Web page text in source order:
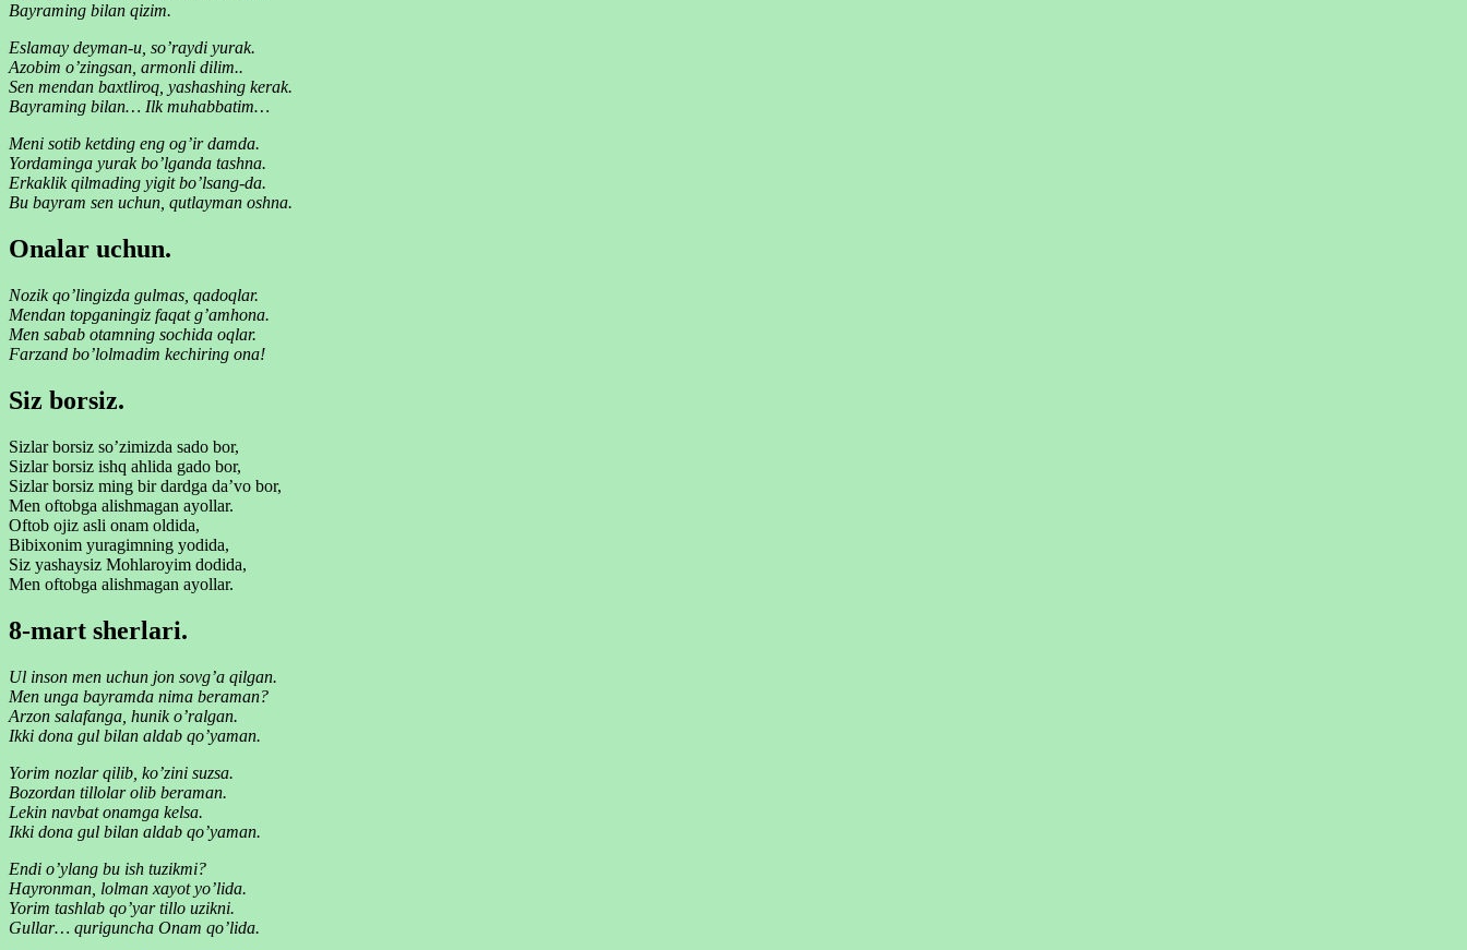
Bayraming bilan qizim.
Eslamay deyman-u, so’raydi yurak.
Azobim o’zingsan, armonli dilim..
Sen mendan baxtliroq, yashashing kerak.
Bayraming bilan… Ilk muhabbatim…
Meni sotib ketding eng og’ir damda.
Yordaminga yurak bo’lganda tashna.
Erkaklik qilmading yigit bo’lsang-da.
Bu bayram sen uchun, qutlayman oshna.
Onalar uchun.
Nozik qo’lingizda gulmas, qadoqlar.
Mendan topganingiz faqat g’amhona.
Men sabab otamning sochida oqlar.
Farzand bo’lolmadim kechiring ona!
Siz borsiz.
Sizlar borsiz so’zimizda sado bor,
Sizlar borsiz ishq ahlida gado bor,
Sizlar borsiz ming bir dardga da’vo bor,
Men oftobga alishmagan ayollar.
Oftob ojiz asli onam oldida,
Bibixonim yuragimning yodida,
Siz yashaysiz Mohlaroyim dodida,
Men oftobga alishmagan ayollar.
8-mart sherlari.
Ul inson men uchun jon sovg’a qilgan.
Men unga bayramda nima beraman?
Arzon salafanga, hunik o’ralgan.
Ikki dona gul bilan aldab qo’yaman.
Yorim nozlar qilib, ko’zini suzsa.
Bozordan tillolar olib beraman.
Lekin navbat onamga kelsa.
Ikki dona gul bilan aldab qo’yaman.
Endi o’ylang bu ish tuzikmi?
Hayronman, lolman xayot yo’lida.
Yorim tashlab qo’yar tillo uzikni.
Gullar… quriguncha Onam qo’lida.